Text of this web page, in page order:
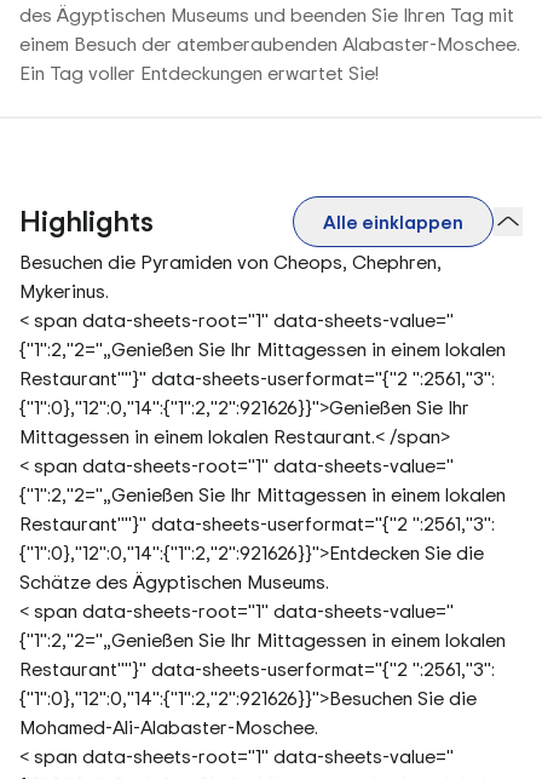
des Ägyptischen Museums und beenden Sie Ihren Tag mit
einem Besuch der atemberaubenden Alabaster-Moschee.
Ein Tag voller Entdeckungen erwartet Sie!
Highlights
Alle einklappen
Besuchen die Pyramiden von Cheops, Chephren,
Mykerinus.
< span data-sheets-root="1" data-sheets-value="
{"1":2,"2="„Genießen Sie Ihr Mittagessen in einem lokalen
Restaurant""}" data-sheets-userformat="{"2 ":2561,"3":
{"1":0},"12":0,"14":{"1":2,"2":921626}}">Genießen Sie Ihr
Mittagessen in einem lokalen Restaurant.< /span>
< span data-sheets-root="1" data-sheets-value="
{"1":2,"2="„Genießen Sie Ihr Mittagessen in einem lokalen
Restaurant""}" data-sheets-userformat="{"2 ":2561,"3":
{"1":0},"12":0,"14":{"1":2,"2":921626}}">Entdecken Sie die
Schätze des Ägyptischen Museums.
< span data-sheets-root="1" data-sheets-value="
{"1":2,"2="„Genießen Sie Ihr Mittagessen in einem lokalen
Restaurant""}" data-sheets-userformat="{"2 ":2561,"3":
{"1":0},"12":0,"14":{"1":2,"2":921626}}">Besuchen Sie die
Mohamed-Ali-Alabaster-Moschee.
< span data-sheets-root="1" data-sheets-value="